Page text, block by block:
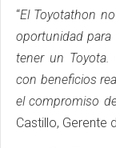
“El Toyotathon
oportunidad
tener un Toyota.
con beneficios
el compromiso
Castillo, Gerente